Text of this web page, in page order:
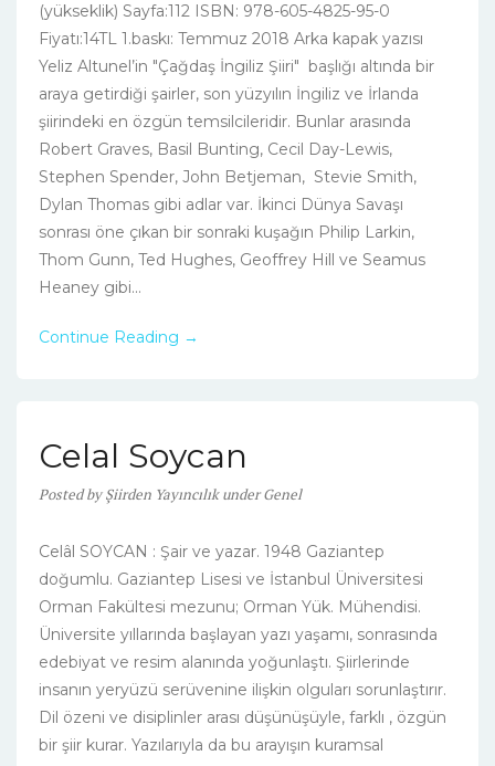
(yükseklik) Sayfa:112 ISBN: 978-605-4825-95-0
Fiyatı:14TL 1.baskı: Temmuz 2018 Arka kapak yazısı
Yeliz Altunel’in "Çağdaş İngiliz Şiiri" başlığı altında bir
araya getirdiği şairler, son yüzyılın İngiliz ve İrlanda
şiirindeki en özgün temsilcileridir. Bunlar arasında
Robert Graves, Basil Bunting, Cecil Day-Lewis,
Stephen Spender, John Betjeman, Stevie Smith,
Dylan Thomas gibi adlar var. İkinci Dünya Savaşı
sonrası öne çıkan bir sonraki kuşağın Philip Larkin,
Thom Gunn, Ted Hughes, Geoffrey Hill ve Seamus
Heaney gibi...
Continue Reading →
Celal Soycan
PostedbyŞiirden Yayıncılık underGenel
Celâl SOYCAN : Şair ve yazar. 1948 Gaziantep
doğumlu. Gaziantep Lisesi ve İstanbul Üniversitesi
Orman Fakültesi mezunu; Orman Yük. Mühendisi.
Üniversite yıllarında başlayan yazı yaşamı, sonrasında
edebiyat ve resim alanında yoğunlaştı. Şiirlerinde
insanın yeryüzü serüvenine ilişkin olguları sorunlaştırır.
Dil özeni ve disiplinler arası düşünüşüyle, farklı , özgün
bir şiir kurar. Yazılarıyla da bu arayışın kuramsal